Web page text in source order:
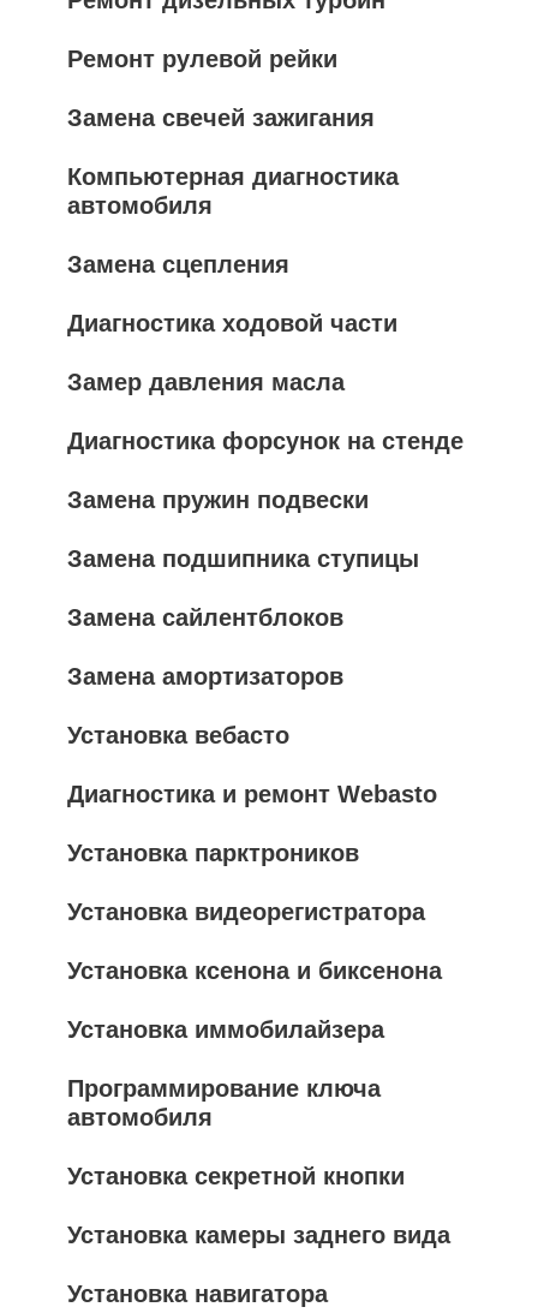
Ремонт рулевой рейки
Замена свечей зажигания
Компьютерная диагностика
автомобиля
Замена сцепления
Диагностика ходовой части
Замер давления масла
Диагностика форсунок на стенде
Замена пружин подвески
Замена подшипника ступицы
Замена сайлентблоков
Замена амортизаторов
Установка вебасто
Диагностика и ремонт Webasto
Установка парктроников
Установка видеорегистратора
Установка ксенона и биксенона
Установка иммобилайзера
Программирование ключа
автомобиля
Установка секретной кнопки
Установка камеры заднего вида
Установка навигатора